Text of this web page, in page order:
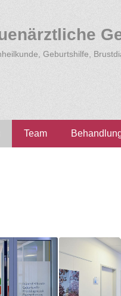
Geburtshilfe,
Team